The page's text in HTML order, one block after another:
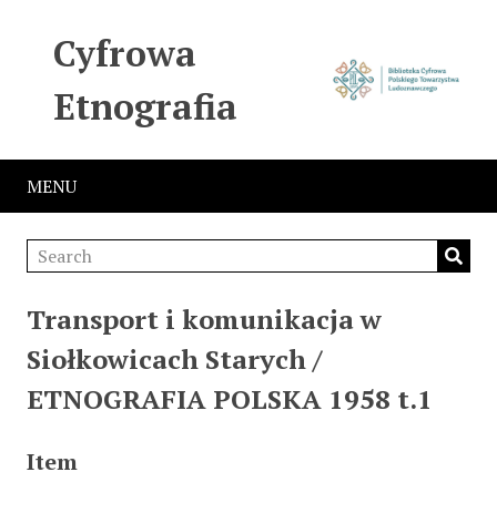
Cyfrowa
Etnografia
MENU
Transport i komunikacja w
Siołkowicach Starych /
ETNOGRAFIA POLSKA 1958 t.1
Item